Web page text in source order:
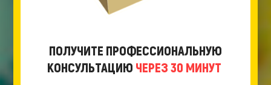
ПОЛУЧИТЕ ПРОФЕССИОНАЛЬНУЮ
КОНСУЛЬТАЦИЮ ЧЕРЕЗ 30 МИНУТ